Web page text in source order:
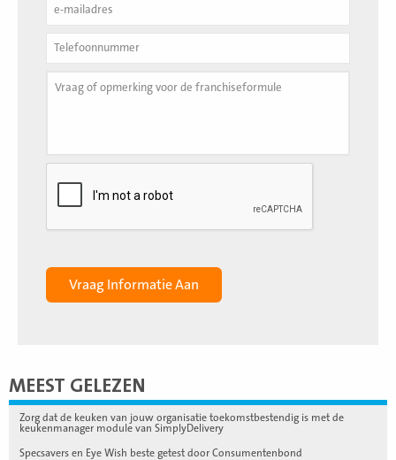
MEEST GELEZEN
Zorg dat de keuken van jouw organisatie toekomstbestendig is met de
keukenmanager module van SimplyDelivery
Specsavers en Eye Wish beste getest door Consumentenbond